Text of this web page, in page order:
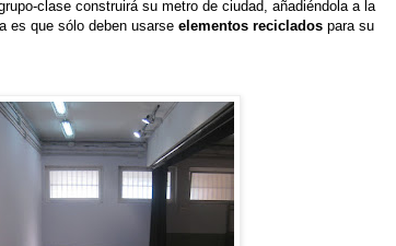
clase construirá su metro de ciudad, añadiéndola a la
es que sólo deben usarse elementos reciclados para su